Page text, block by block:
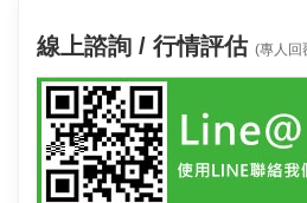
線上諮詢 / 行情評估 (專人回